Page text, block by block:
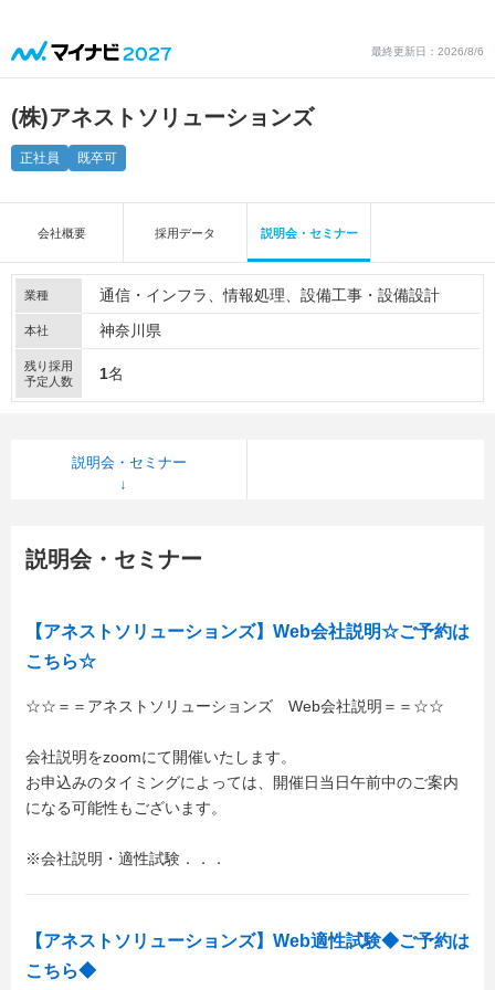
最終更新日：2026/8/6
(株)アネストソリューションズ
正社員 既卒可
会社概要 採用データ 説明会・セミナー
業種 通信・インフラ 情報処理 設備工事・設備設計
本社 神奈川県
残り採用
予定人数
1名
説明会・セミナー
説明会・セミナー
【アネストソリューションズ】Web会社説明☆ご予約は
こちら☆
☆☆＝＝アネストソリューションズ Web会社説明＝＝☆☆
会社説明をzoomにて開催いたします。
お申込みのタイミングによっては、開催日当日午前中のご案内
になる可能性もございます。
※会社説明・適性試験．．．
【アネストソリューションズ】Web適性試験◆ご予約は
こちら◆